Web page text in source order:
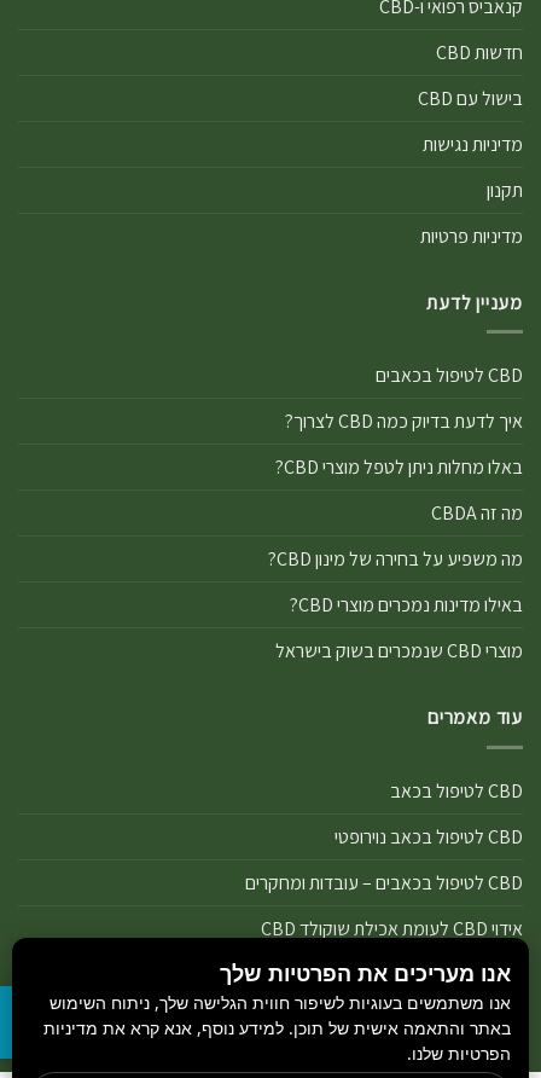
קנאביס רפואי ו-CBD
חדשות CBD
בישול עם CBD
מדיניות נגישות
תקנון
מדיניות פרטיות
מעניין לדעת
CBD לטיפול בכאבים
איך לדעת בדיוק כמה CBD לצרוך?
באלו מחלות ניתן לטפל מוצרי CBD?
מה זה CBDA
מה משפיע על בחירה של מינון CBD?
באילו מדינות נמכרים מוצרי CBD?
מוצרי CBD שנמכרים בשוק בישראל
עוד מאמרים
CBD לטיפול בכאב
CBD לטיפול בכאב נוירופטי
CBD לטיפול בכאבים – עובדות ומחקרים
אידוי CBD לעומת אכילת שוקולד CBD
אידוי נכון של מוצרי שמן ותפרחת CBD
אידוי שמן CBD או אידוי תפרחת CBD
אנו מעריכים את הפרטיות שלך
אנו משתמשים בעוגיות לשיפור חווית הגלישה שלך, ניתוח השימוש
באתר והתאמה אישית של תוכן. למידע נוסף, אנא קרא את מדיניות
הפרטיות שלנו.